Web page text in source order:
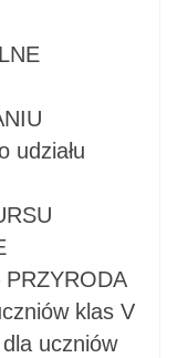
klas V
uczniów